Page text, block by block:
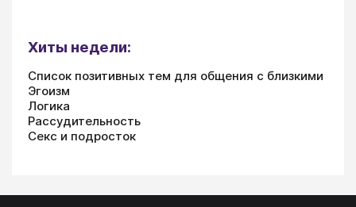
Хиты недели:
Список позитивных тем для общения с близкими
Эгоизм
Логика
Рассудительность
Секс и подросток